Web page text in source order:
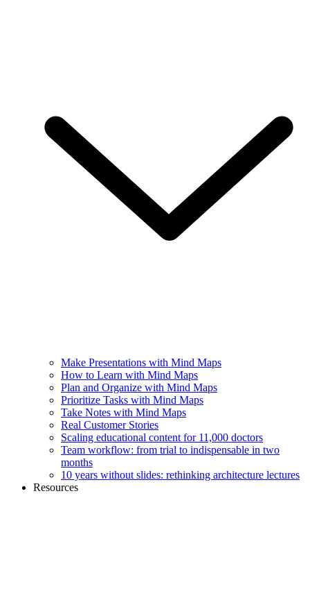
Make Presentations with Mind Maps
How to Learn with Mind Maps
Plan and Organize with Mind Maps
Prioritize Tasks with Mind Maps
Take Notes with Mind Maps
Real Customer Stories
Scaling educational content for 11,000 doctors
Team workflow: from trial to indispensable in two
months
10 years without slides: rethinking architecture lectures
Resources